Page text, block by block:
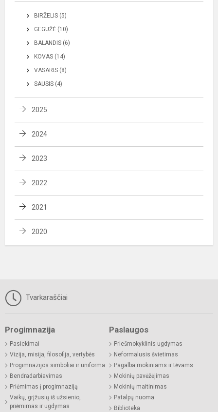
BIRŽELIS (5)
GEGUŽĖ (10)
BALANDIS (6)
KOVAS (14)
VASARIS (8)
SAUSIS (4)
2025
2024
2023
2022
2021
2020
Tvarkaraščiai
Progimnazija
Pasiekimai
Vizija, misija, filosofija, vertybės
Progimnazijos simboliai ir uniforma
Bendradarbiavimas
Priėmimas į progimnaziją
Vaikų, grįžusių iš užsienio,
priėmimas ir ugdymas
Paslaugos
Priešmokyklinis ugdymas
Neformalusis švietimas
Pagalba mokiniams ir tėvams
Mokinių pavėžėjimas
Mokinių maitinimas
Patalpų nuoma
Biblioteka